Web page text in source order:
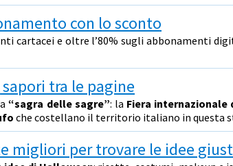
con lo sconto
cartacei e oltre l’80% sugli abbonamenti
tra le pagine
“sagra delle sagre”: la Fiera internazionale
che costellano il territorio italiano in questa
migliori per trovare le idee